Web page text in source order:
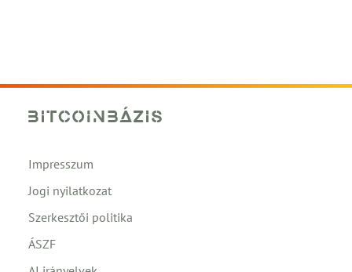
Impresszum
Jogi nyilatkozat
Szerkesztői politika
ÁSZF